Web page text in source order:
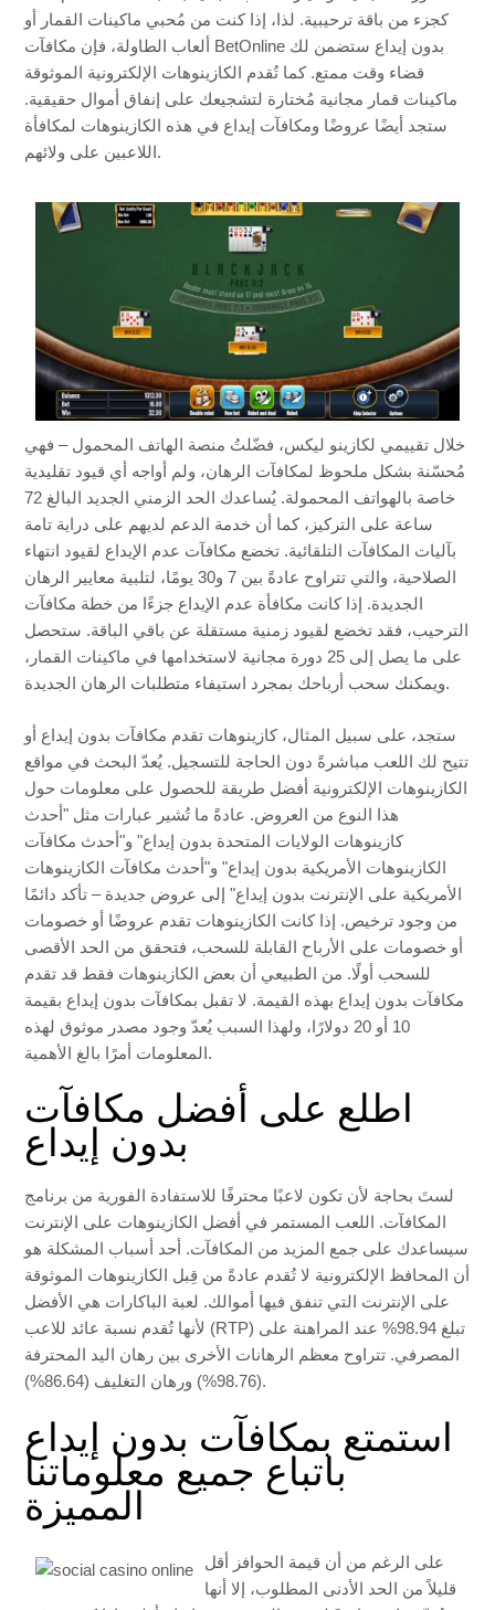
كجزء من باقة ترحيبية. لذا، إذا كنت من مُحبي ماكينات القمار أو
ألعاب الطاولة، فإن مكافآت BetOnline بدون إيداع ستضمن لك
قضاء وقت ممتع. كما تُقدم الكازينوهات الإلكترونية الموثوقة
ماكينات قمار مجانية مُختارة لتشجيعك على إنفاق أموال حقيقية.
ستجد أيضًا عروضًا ومكافآت إيداع في هذه الكازينوهات لمكافأة
اللاعبين على ولائهم.
خلال تقييمي لكازينو ليكس، فضّلتُ منصة الهاتف المحمول – فهي
مُحسّنة بشكل ملحوظ لمكافآت الرهان، ولم أواجه أي قيود تقليدية
خاصة بالهواتف المحمولة. يُساعدك الحد الزمني الجديد البالغ 72
ساعة على التركيز، كما أن خدمة الدعم لديهم على دراية تامة
بآليات المكافآت التلقائية. تخضع مكافآت عدم الإيداع لقيود انتهاء
الصلاحية، والتي تتراوح عادةً بين 7 و30 يومًا، لتلبية معايير الرهان
الجديدة. إذا كانت مكافأة عدم الإيداع جزءًا من خطة مكافآت
الترحيب، فقد تخضع لقيود زمنية مستقلة عن باقي الباقة. ستحصل
على ما يصل إلى 25 دورة مجانية لاستخدامها في ماكينات القمار،
ويمكنك سحب أرباحك بمجرد استيفاء متطلبات الرهان الجديدة.
ستجد، على سبيل المثال، كازينوهات تقدم مكافآت بدون إيداع أو
تتيح لك اللعب مباشرةً دون الحاجة للتسجيل. يُعدّ البحث في مواقع
الكازينوهات الإلكترونية أفضل طريقة للحصول على معلومات حول
هذا النوع من العروض. عادةً ما تُشير عبارات مثل "أحدث
كازينوهات الولايات المتحدة بدون إيداع" و"أحدث مكافآت
الكازينوهات الأمريكية بدون إيداع" و"أحدث مكافآت الكازينوهات
الأمريكية على الإنترنت بدون إيداع" إلى عروض جديدة – تأكد دائمًا
من وجود ترخيص. إذا كانت الكازينوهات تقدم عروضًا أو خصومات
أو خصومات على الأرباح القابلة للسحب، فتحقق من الحد الأقصى
للسحب أولًا. من الطبيعي أن بعض الكازينوهات فقط قد تقدم
مكافآت بدون إيداع بهذه القيمة. لا تقبل بمكافآت بدون إيداع بقيمة
10 أو 20 دولارًا، ولهذا السبب يُعدّ وجود مصدر موثوق لهذه
المعلومات أمرًا بالغ الأهمية.
اطلع على أفضل مكافآت
بدون إيداع
لستَ بحاجة لأن تكون لاعبًا محترفًا للاستفادة الفورية من برنامج
المكافآت. اللعب المستمر في أفضل الكازينوهات على الإنترنت
سيساعدك على جمع المزيد من المكافآت. أحد أسباب المشكلة هو
أن المحافظ الإلكترونية لا تُقدم عادةً من قِبل الكازينوهات الموثوقة
على الإنترنت التي تنفق فيها أموالك. لعبة الباكارات هي الأفضل
لأنها تُقدم نسبة عائد للاعب (RTP) تبلغ 98.94% عند المراهنة على
المصرفي. تتراوح معظم الرهانات الأخرى بين رهان اليد المحترفة
(98.76%) ورهان التغليف (86.64%).
استمتع بمكافآت بدون إيداع
باتباع جميع معلوماتنا
المميزة
على الرغم من أن قيمة الحوافز أقل
قليلاً من الحد الأدنى المطلوب، إلا أنها